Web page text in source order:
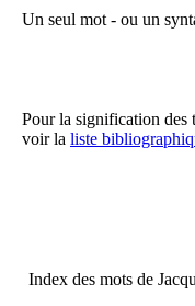
Un seul mot - ou un
Pour la signification des
voir la liste
Index des mots de